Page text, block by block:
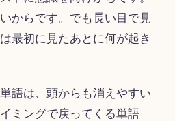
からです。でも長い目で見
最初に見たあとに何が起き
語は、頭からも消えやすい
ミングで戻ってくる単語